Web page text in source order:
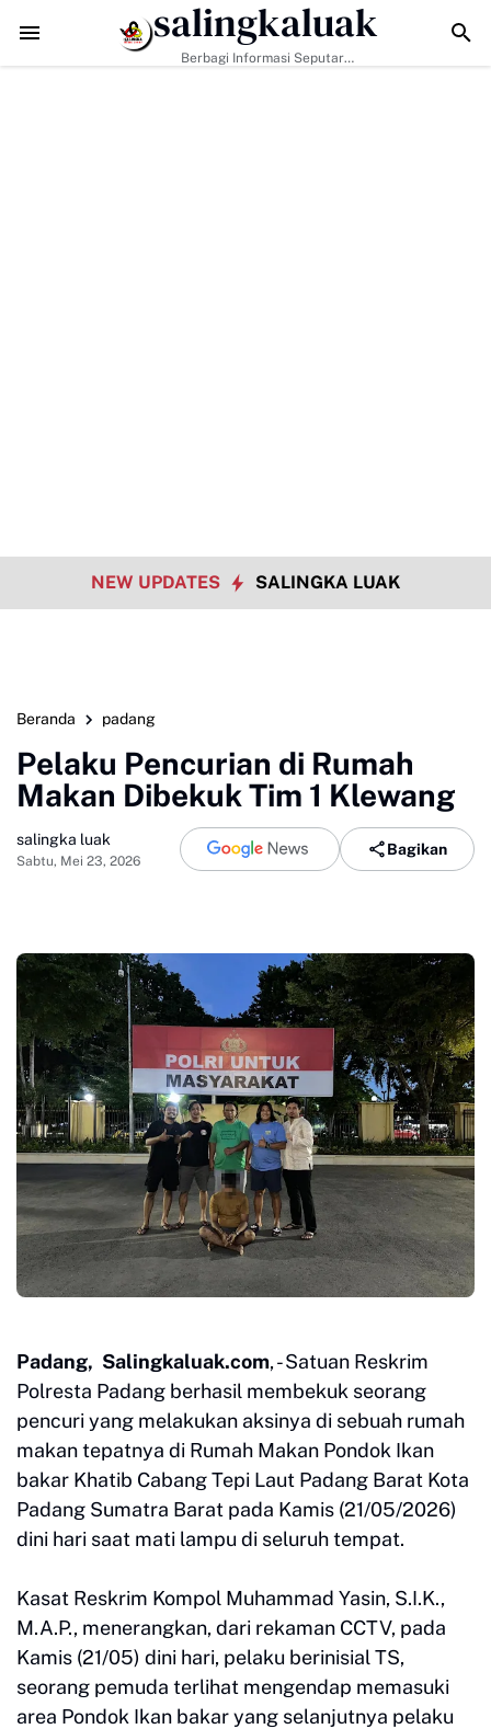
Hadapi Tantangan Era Digital, Arisal Aziz Ajak Masyarakat
salingkaluak
Berbagi Informasi Seputar
NEW UPDATES SALINGKA LUAK
Beranda padang
Pelaku Pencurian di Rumah
Makan Dibekuk Tim 1 Klewang
salingka luak
Sabtu, Mei 23, 2026
Bagikan
Padang, Salingkaluak.com, - Satuan Reskrim
Polresta Padang berhasil membekuk seorang
pencuri yang melakukan aksinya di sebuah rumah
makan tepatnya di Rumah Makan Pondok Ikan
bakar Khatib Cabang Tepi Laut Padang Barat Kota
Padang Sumatra Barat pada Kamis (21/05/2026)
dini hari saat mati lampu di seluruh tempat.
Kasat Reskrim Kompol Muhammad Yasin, S.I.K.,
M.A.P., menerangkan, dari rekaman CCTV, pada
Kamis (21/05) dini hari, pelaku berinisial TS,
seorang pemuda terlihat mengendap memasuki
area Pondok Ikan bakar yang selanjutnya pelaku